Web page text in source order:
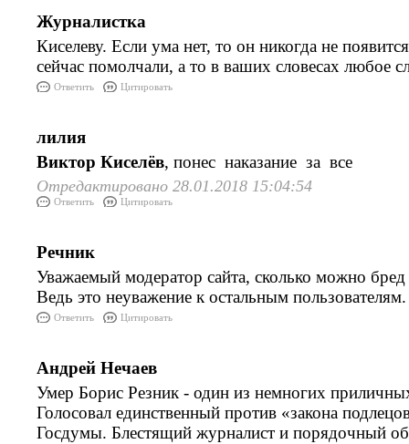
Журналистка
Киселеву. Если ума нет, то он никогда не
сейчас помолчали, а то в ваших словесах любое
Ответить Цитировать
лилия
Виктор Киселёв, понес наказание за все
Отредактировано 28.01.2018 15:04:54
Ответить Цитировать
Речник
Уважаемый модератор сайта, сколько можно
Ведь это неуважение к остальным пользователям.
Ответить Цитировать
Андрей Нечаев
Умер Борис Резник - один из немногих
Голосовал единственный против «закона
Госдумы. Блестящий журналист и порядочный